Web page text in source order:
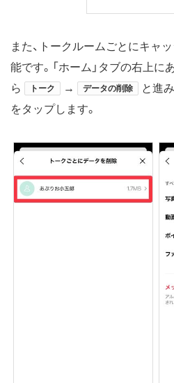
また、トークルームごとにキャ
能です。「ホーム」タブの右上に
ら
トーク → データの削除 と進み
をタップします。